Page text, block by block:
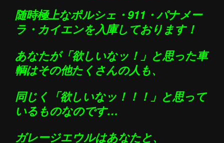
随時極上なポルシェ・911・パナメー
ラ・カイエンを入庫しております！
あなたが「欲しいなッ！」と思った車
輌はその他たくさんの人も、
同じく「欲しいなッ！！！」と思って
いるものなのです…
ガレージエウルはあなたと、